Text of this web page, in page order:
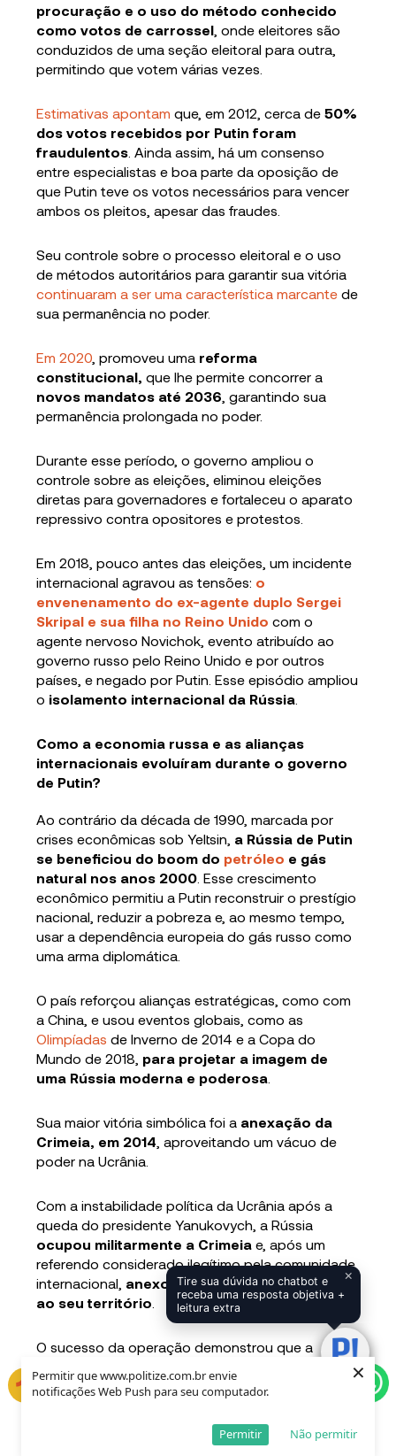
Permitir que www.politize.com.br envie
notificações Web Push para seu computador.
Não permitir
Permitir
×
procuração e o uso do método conhecido
como votos de carrossel , onde eleitores são
conduzidos de uma seção eleitoral para outra,
permitindo que votem várias vezes.
Estimativas apontam que, em 2012, cerca de50%
dos votos recebidos por Putin foram
fraudulentos . Ainda assim, há um consenso
entre especialistas e boa parte da oposição de
que Putin teve os votos necessários para vencer
ambos os pleitos, apesar das fraudes.
Seu controle sobre o processo eleitoral e o uso
de métodos autoritários para garantir sua vitória
continuaram a ser uma característica marcante de
sua permanência no poder.
Em 2020 , promoveu uma reforma
constitucional, que lhe permite concorrer a
novos mandatos até 2036 , garantindo sua
permanência prolongada no poder.
Durante esse período, o governo ampliou o
controle sobre as eleições, eliminou eleições
diretas para governadores e fortaleceu o aparato
repressivo contra opositores e protestos.
Em 2018, pouco antes das eleições, um incidente
internacional agravou as tensões: o
envenenamento do ex-agente duplo Sergei
Skripal e sua filha no Reino Unido com o
agente nervoso Novichok, evento atribuído ao
governo russo pelo Reino Unido e por outros
países, e negado por Putin. Esse episódio ampliou
o isolamento internacional da Rússia
Como a economia russa e as alianças
internacionais evoluíram durante o governo
de Putin?
Ao contrário da década de 1990, marcada por
crises econômicas sob Yeltsin, a Rússia de Putin
se beneficiou do boom do petróleo e gás
natural nos anos 2000 . Esse crescimento
econômico permitiu a Putin reconstruir o prestígio
nacional, reduzir a pobreza e, ao mesmo tempo,
usar a dependência europeia do gás russo como
uma arma diplomática.
O país reforçou alianças estratégicas, como com
a China, e usou eventos globais, como as
Olimpíadas de Inverno de 2014 e a Copa do
Mundo de 2018, para projetar a imagem de
uma Rússia moderna e poderosa
Sua maior vitória simbólica foi a anexação da
Crimeia, em 2014 , aproveitando um vácuo de
poder na Ucrânia.
Com a instabilidade política da Ucrânia após a
queda do presidente Yanukovych, a Rússia
ocupou militarmente a Crimeia e, após um
referendo considerado ilegítimo pela comunidade
internacional, anexou a península ucraniana
ao seu território
O sucesso da operação demonstrou que a
Rússia, mesmo sem o status de superpotência da
era soviética, ainda era capaz de desafiar o
Princípios como democracia, soberania nacional e
Tire sua dúvida no chatbot e
receba uma resposta objetiva +
leitura extra
×